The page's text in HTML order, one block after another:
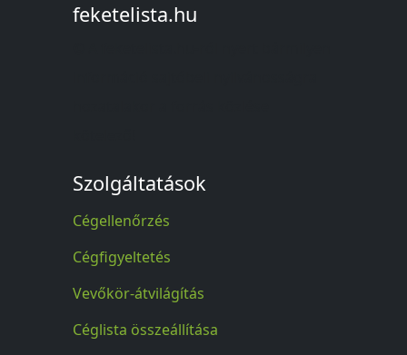
feketelista.hu
Szolgáltatások
Cégellenőrzés
Cégfigyeltetés
Vevőkör-átvilágítás
Céglista összeállítása